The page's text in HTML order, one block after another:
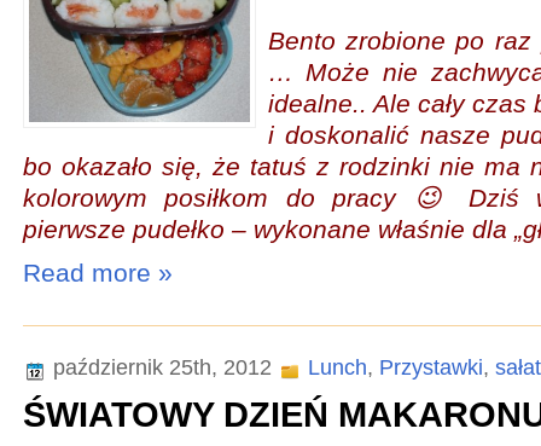
Bento zrobione po
… Może nie
idealne.. Ale cały
i doskonalić nasze
bo okazało się, że tatuś z rodzinki nie ma
kolorowym posiłkom do pracy 😉 Dziś
pierwsze pudełko – wykonane właśnie dla
Read more »
październik 25th, 2012 Lunch, Przystawki,
ŚWIATOWY DZIEŃ